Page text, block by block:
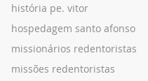
história pe. vitor
hospedagem santo afonso
missionários redentoristas
missões redentoristas